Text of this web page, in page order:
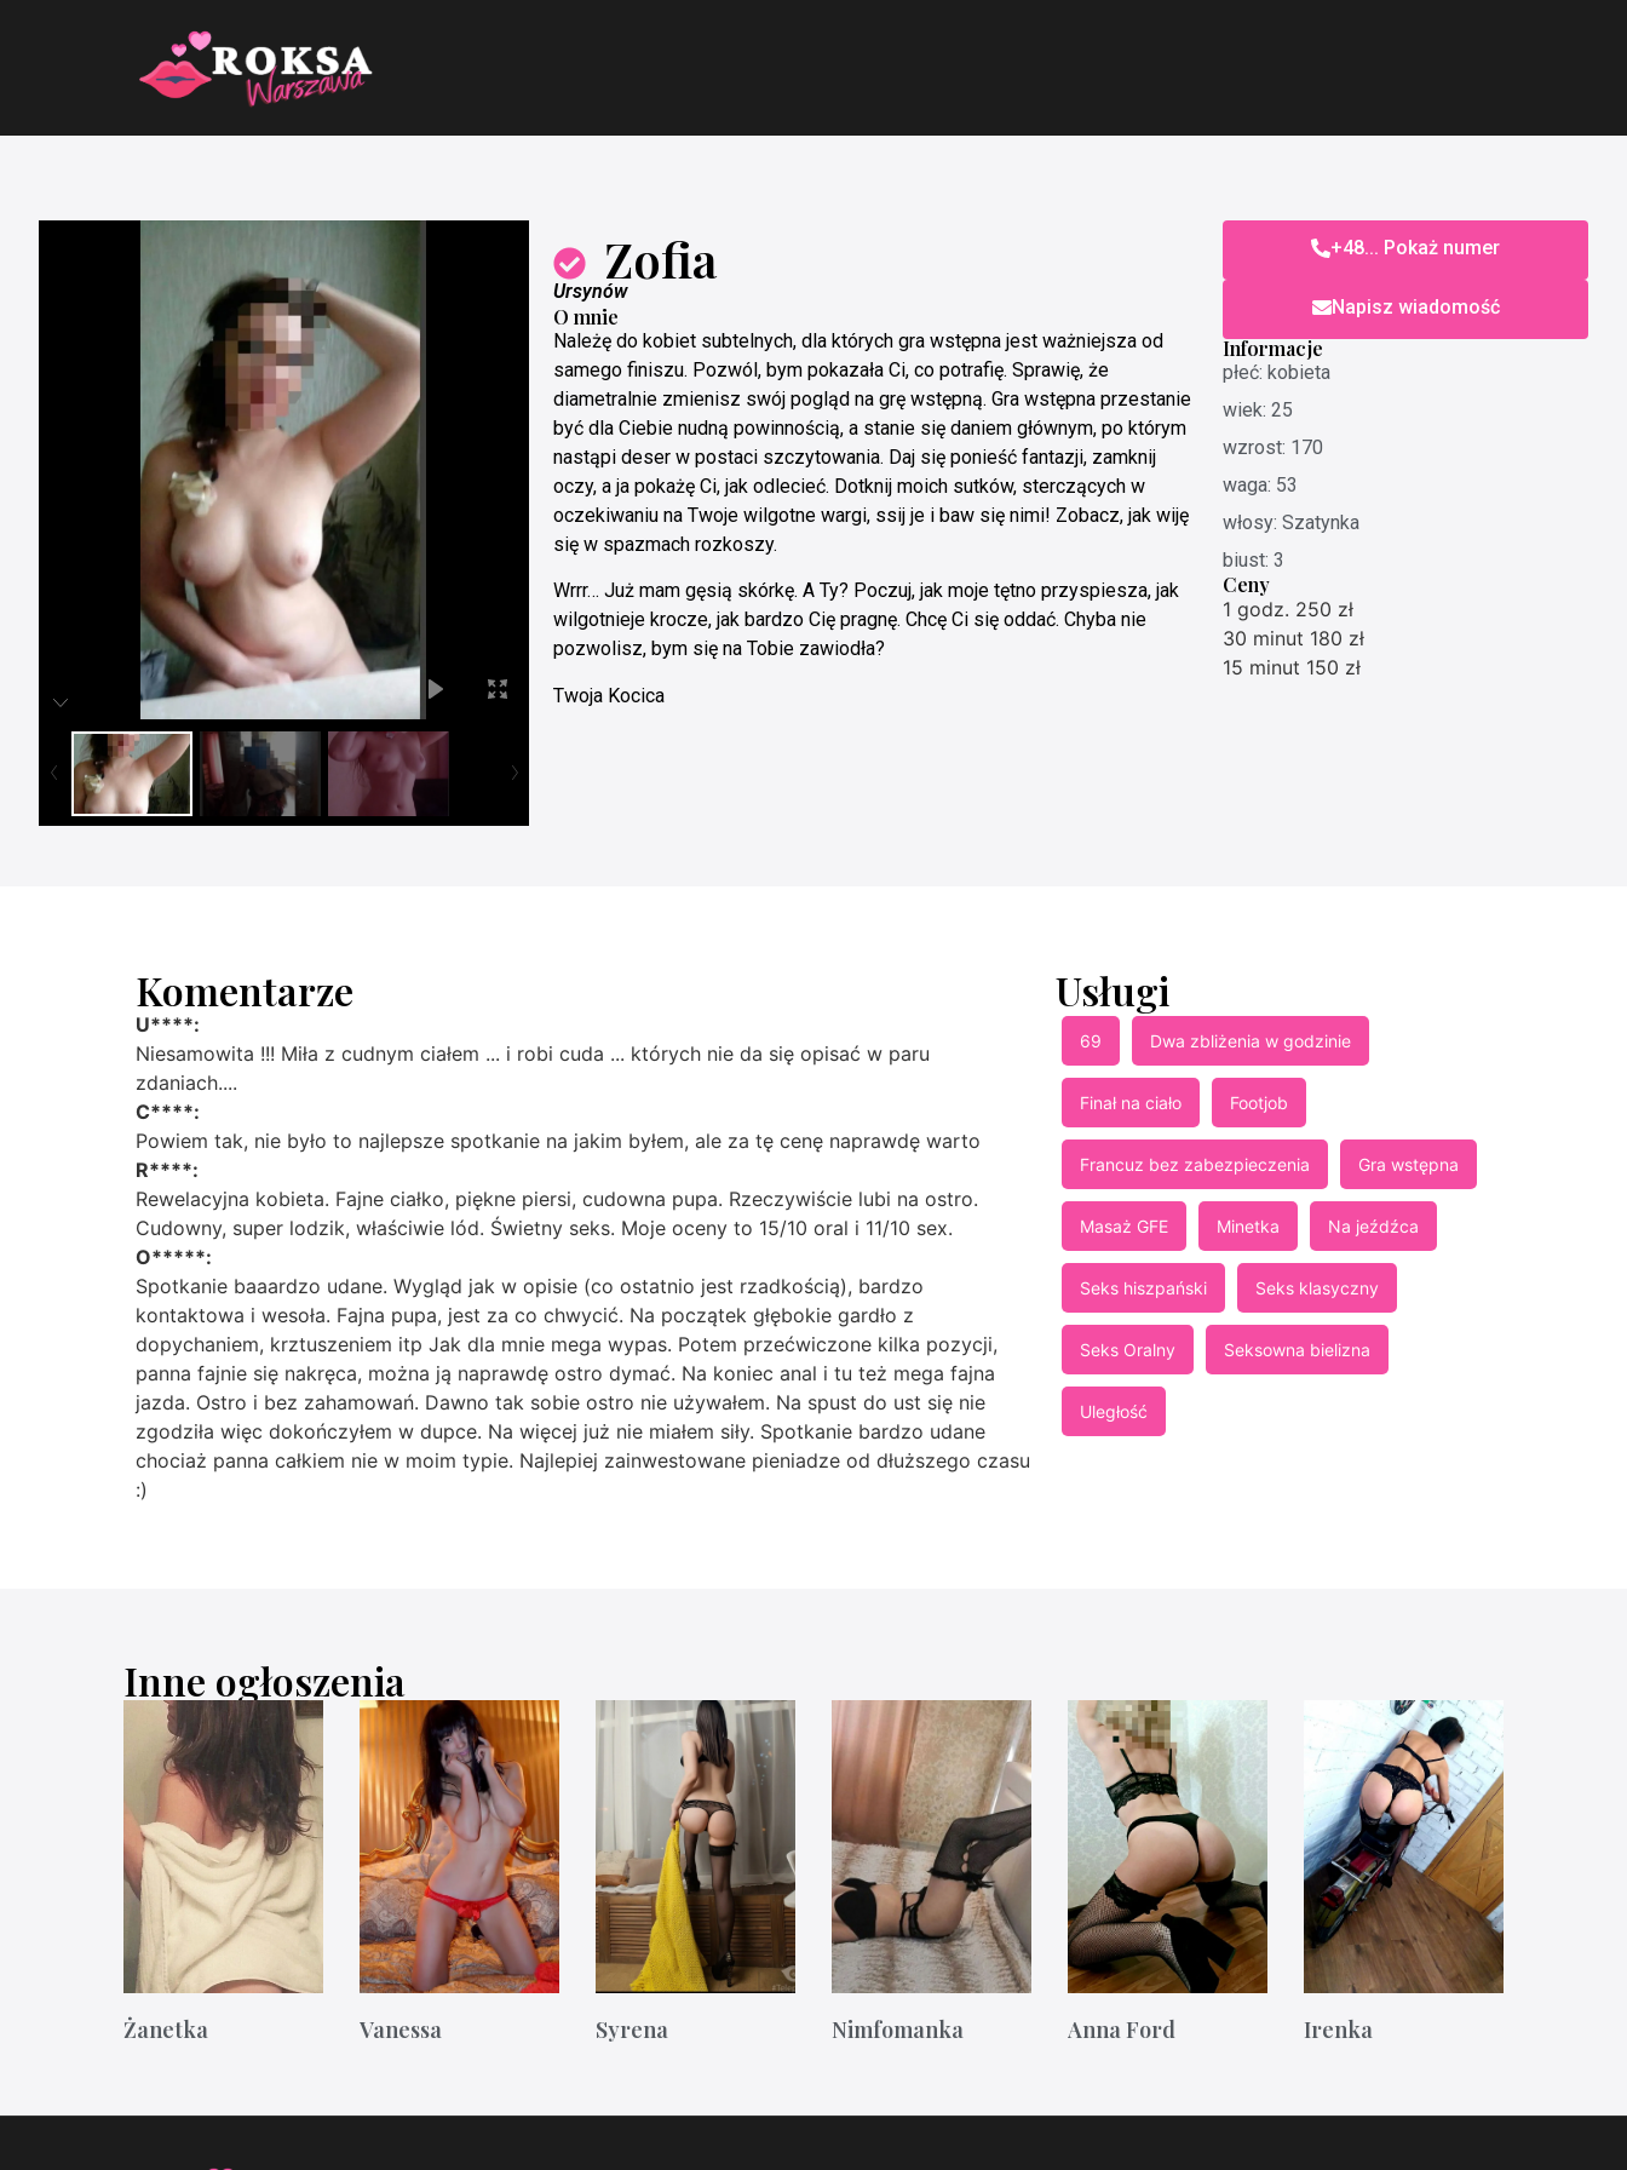
Zofia
Ursynów
O mnie
Należę do kobiet subtelnych, dla których gra wstępna jest ważniejsza od
samego finiszu. Pozwól, bym pokazała Ci, co potrafię. Sprawię, że
diametralnie zmienisz swój pogląd na grę wstępną. Gra wstępna przestanie
być dla Ciebie nudną powinnością, a stanie się daniem głównym, po którym
nastąpi deser w postaci szczytowania. Daj się ponieść fantazji, zamknij
oczy, a ja pokażę Ci, jak odlecieć. Dotknij moich sutków, sterczących w
oczekiwaniu na Twoje wilgotne wargi, ssij je i baw się nimi! Zobacz, jak wiję
się w spazmach rozkoszy.
Wrrr… Już mam gęsią skórkę. A Ty? Poczuj, jak moje tętno przyspiesza, jak
wilgotnieje krocze, jak bardzo Cię pragnę. Chcę Ci się oddać. Chyba nie
pozwolisz, bym się na Tobie zawiodła?
Twoja Kocica
+48... Pokaż numer
Napisz wiadomość
Informacje
płeć: kobieta
wiek: 25
wzrost: 170
waga: 53
włosy: Szatynka
biust: 3
Ceny
1 godz. 250 zł
30 minut 180 zł
15 minut 150 zł
Komentarze
U****:
Niesamowita !!! Miła z cudnym ciałem ... i robi cuda ... których nie da się opisać w paru
zdaniach....
C****:
Powiem tak, nie było to najlepsze spotkanie na jakim byłem, ale za tę cenę naprawdę warto
R****:
Rewelacyjna kobieta. Fajne ciałko, piękne piersi, cudowna pupa. Rzeczywiście lubi na ostro.
Cudowny, super lodzik, właściwie lód. Świetny seks. Moje oceny to 15/10 oral i 11/10 sex.
O*****:
Spotkanie baaardzo udane. Wygląd jak w opisie (co ostatnio jest rzadkością), bardzo
kontaktowa i wesoła. Fajna pupa, jest za co chwycić. Na początek głębokie gardło z
dopychaniem, krztuszeniem itp Jak dla mnie mega wypas. Potem przećwiczone kilka pozycji,
panna fajnie się nakręca, można ją naprawdę ostro dymać. Na koniec anal i tu też mega fajna
jazda. Ostro i bez zahamowań. Dawno tak sobie ostro nie używałem. Na spust do ust się nie
zgodziła więc dokończyłem w dupce. Na więcej już nie miałem siły. Spotkanie bardzo udane
chociaż panna całkiem nie w moim typie. Najlepiej zainwestowane pieniadze od dłuższego czasu
:)
Usługi
69 Dwa zbliżenia w godzinie
Finał na ciało Footjob
Francuz bez zabezpieczenia Gra wstępna
Masaż GFE Minetka Na jeźdźca
Seks hiszpański Seks klasyczny
Seks Oralny Seksowna bielizna
Uległość
Inne ogłoszenia
Żanetka Vanessa Syrena Nimfomanka Anna Ford Irenka